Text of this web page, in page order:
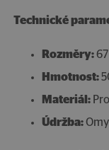
Technické
Rozměry:
Hmotnost:
Materiál:
Údržba: